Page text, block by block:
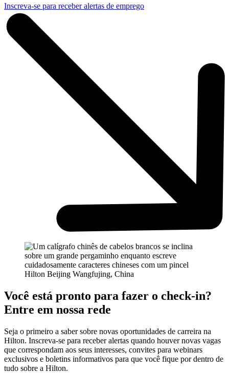
Inscreva-se para receber alertas de emprego
Hilton Beijing Wangfujing, China
Você está pronto para fazer o check-in?
Entre em nossa rede
Seja o primeiro a saber sobre novas oportunidades de carreira na
Hilton. Inscreva-se para receber alertas quando houver novas vagas
que correspondam aos seus interesses, convites para webinars
exclusivos e boletins informativos para que você fique por dentro de
tudo sobre a Hilton.